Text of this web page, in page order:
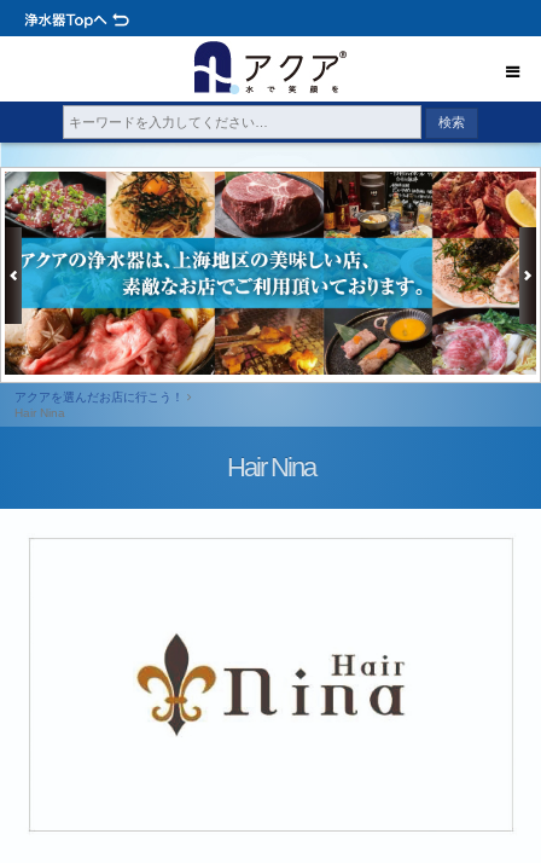
アクアを選んだお店に行こう！
Hair Nina
Hair Nina